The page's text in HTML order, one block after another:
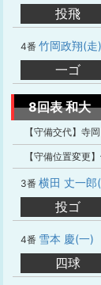
投飛
4番 竹岡政翔(走)
一ゴ
8回表 和大
【守備交代】寺
【守備位置変更
3番 横田 丈一郎
投ゴ
4番 雪本 慶(一)
四球